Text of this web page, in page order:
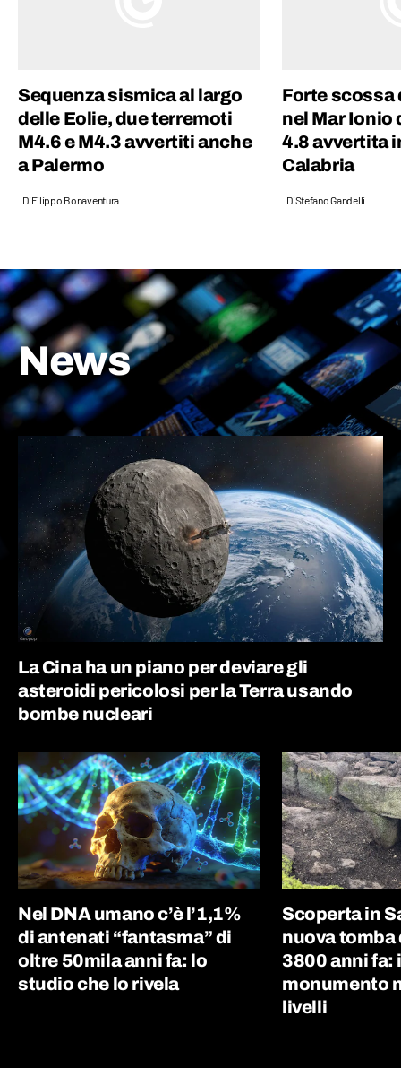
Sequenza sismica al largo
delle Eolie, due terremoti
M4.6 e M4.3 avvertiti anche
a Palermo
DiFilippo Bonaventura
Forte scossa
nel Mar Ionio
4.8 avvertita
Calabria
DiStefano Gandelli
News
La Cina ha un piano per deviare gli
asteroidi pericolosi per la Terra usando
bombe nucleari
Nel DNA umano c’è l’1,1%
di antenati “fantasma” di
oltre 50mila anni fa: lo
studio che lo rivela
Scoperta in
nuova tomba
3800 anni fa:
monumento
livelli